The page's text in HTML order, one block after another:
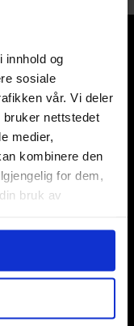
innhold og
sosiale
vår. Vi deler
nettstedet
medier,
kombinere den
for dem,
bruk av